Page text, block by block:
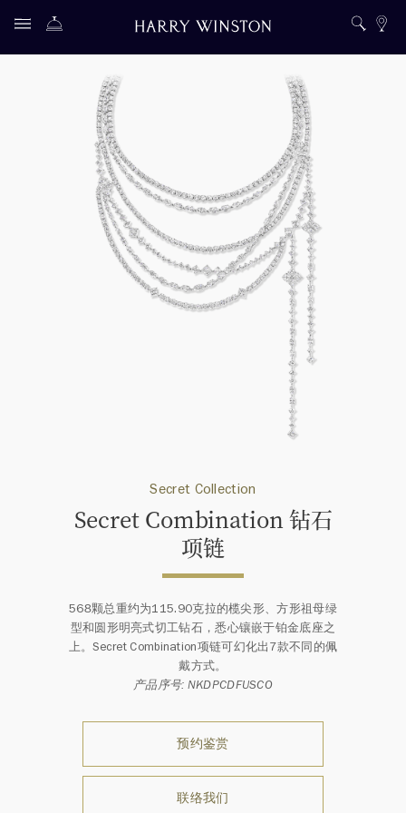
Secret Collection
Secret Combination 钻石
项链
568颗总重约为115.90克拉的榄尖形、方形祖母绿
型和圆形明亮式切工钻石，悉心镶嵌于铂金底座之
上。Secret Combination项链可幻化出7款不同的佩
戴方式。
产品序号: NKDPCDFUSCO
预约鉴赏
联络我们